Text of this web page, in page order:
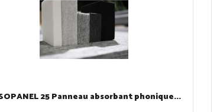
25 Panneau absorbant phonique...